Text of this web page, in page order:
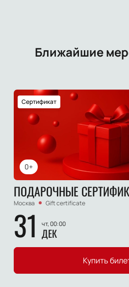
Ближайшие
0+
Сертификат
ПОДАРОЧНЫЕ
Москва Gift certificate
31 чт, 00:00
ДЕК
Купить